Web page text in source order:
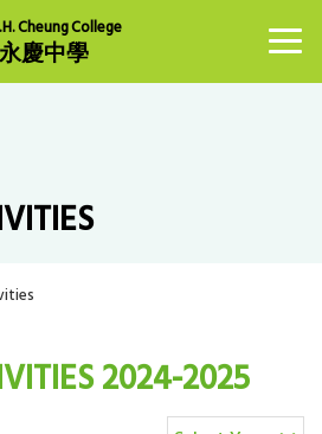
Cheung College
慶中學
2024-2025